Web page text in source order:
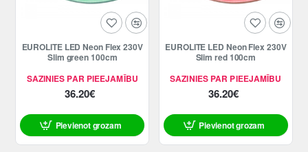
SAZINIES PAR PIEEJAMĪBU
EUROLITE LED Neon Flex 230V
Slim green 100cm
36.20€
Pievienot grozam
SAZINIES PAR PIEEJAMĪBU
EUROLITE LED Neon Flex 230V
Slim red 100cm
36.20€
Pievienot grozam